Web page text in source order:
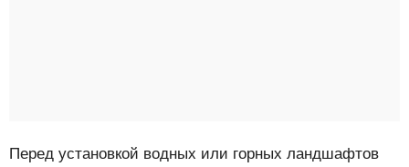
Перед установкой водных или горных ландшафтов